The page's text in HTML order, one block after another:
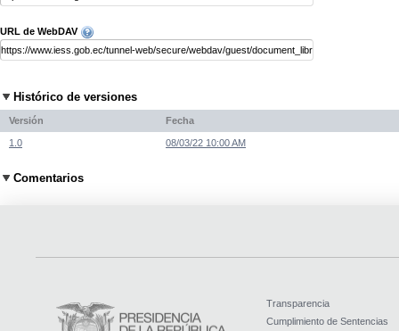
URL de WebDAV
Histórico de versiones
Versión Fecha
1.0 08/03/22 10:00 AM
Comentarios
Transparencia
Cumplimiento de Sentencias